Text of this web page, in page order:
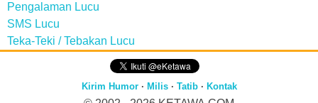
Pengalaman Lucu
SMS Lucu
Teka-Teki / Tebakan Lucu
Kirim Humor· Milis· Tatib· Kontak